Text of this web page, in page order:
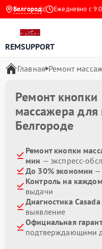
Белгород
4.9 на Яндекс Ежедневно с 9:00
REMSUPPORT
Главная Ремонт
Ремонт кнопки
массажера для
Белгороде
Ремонт кнопки
мин — экспресс-
До 30% экономии —
Контроль на
выдачи
Диагностика
выявление
Официальная
подтверждающими